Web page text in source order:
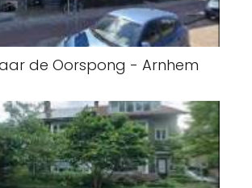
de Oorspong - Arnhem